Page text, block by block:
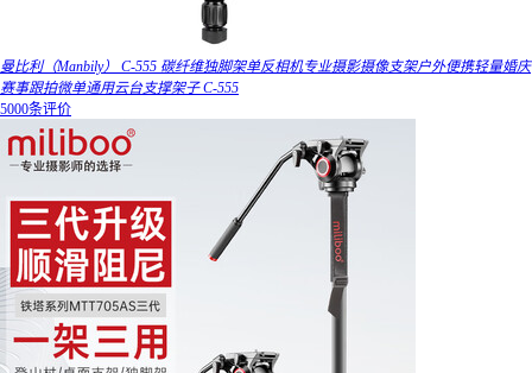
曼比利（Manbily） C-555 碳纤维独脚架单反相机专业摄影摄像支架户外便携轻量婚庆
赛事跟拍微单通用云台支撑架子 C-555
5000条评价